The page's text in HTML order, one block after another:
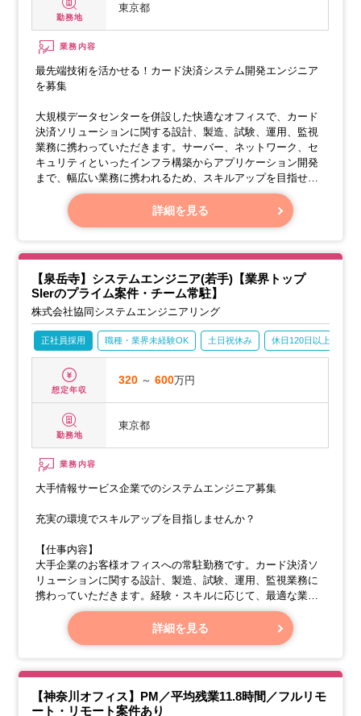
勤務地
東京都
業務内容
最先端技術を活かせる！カード決済システム開発エンジニア
を募集
大規模データセンターを併設した快適なオフィスで、カード
決済ソリューションに関する設計、製造、試験、運用、監視
業務に携わっていただきます。サーバー、ネットワーク、セ
キュリティといったインフラ構築からアプリケーション開発
まで、幅広い業務に携われるため、スキルアップを目指せる
環境です。
【具体的な業務内容】
・Java、Tomcat、Oracle等の技術を用いたアプリケーション
開発
・業務アプリケーションの試験（基本設計、詳細設計の理
解、試験項目作成、試験実施、検証）
詳細を見る
【泉岳寺】システムエンジニア(若手)【業界トップ
SIerのプライム案件・チーム常駐】
株式会社協同システムエンジニアリング
正社員採用 職種・業界未経験OK 土日祝休み 休日120日以上
想定年収
320 ～600万円
勤務地
東京都
業務内容
大手情報サービス企業でのシステムエンジニア募集
充実の環境でスキルアップを目指しませんか？
【仕事内容】
大手企業のお客様オフィスへの常駐勤務です。カード決済ソ
リューションに関する設計、製造、試験、運用、監視業務に
携わっていただきます。経験・スキルに応じて、最適な業務
をお任せします。
【具体的な業務内容】
詳細を見る
【神奈川オフィス】PM／平均残業11.8時間／フルリモ
ート・リモート案件あり